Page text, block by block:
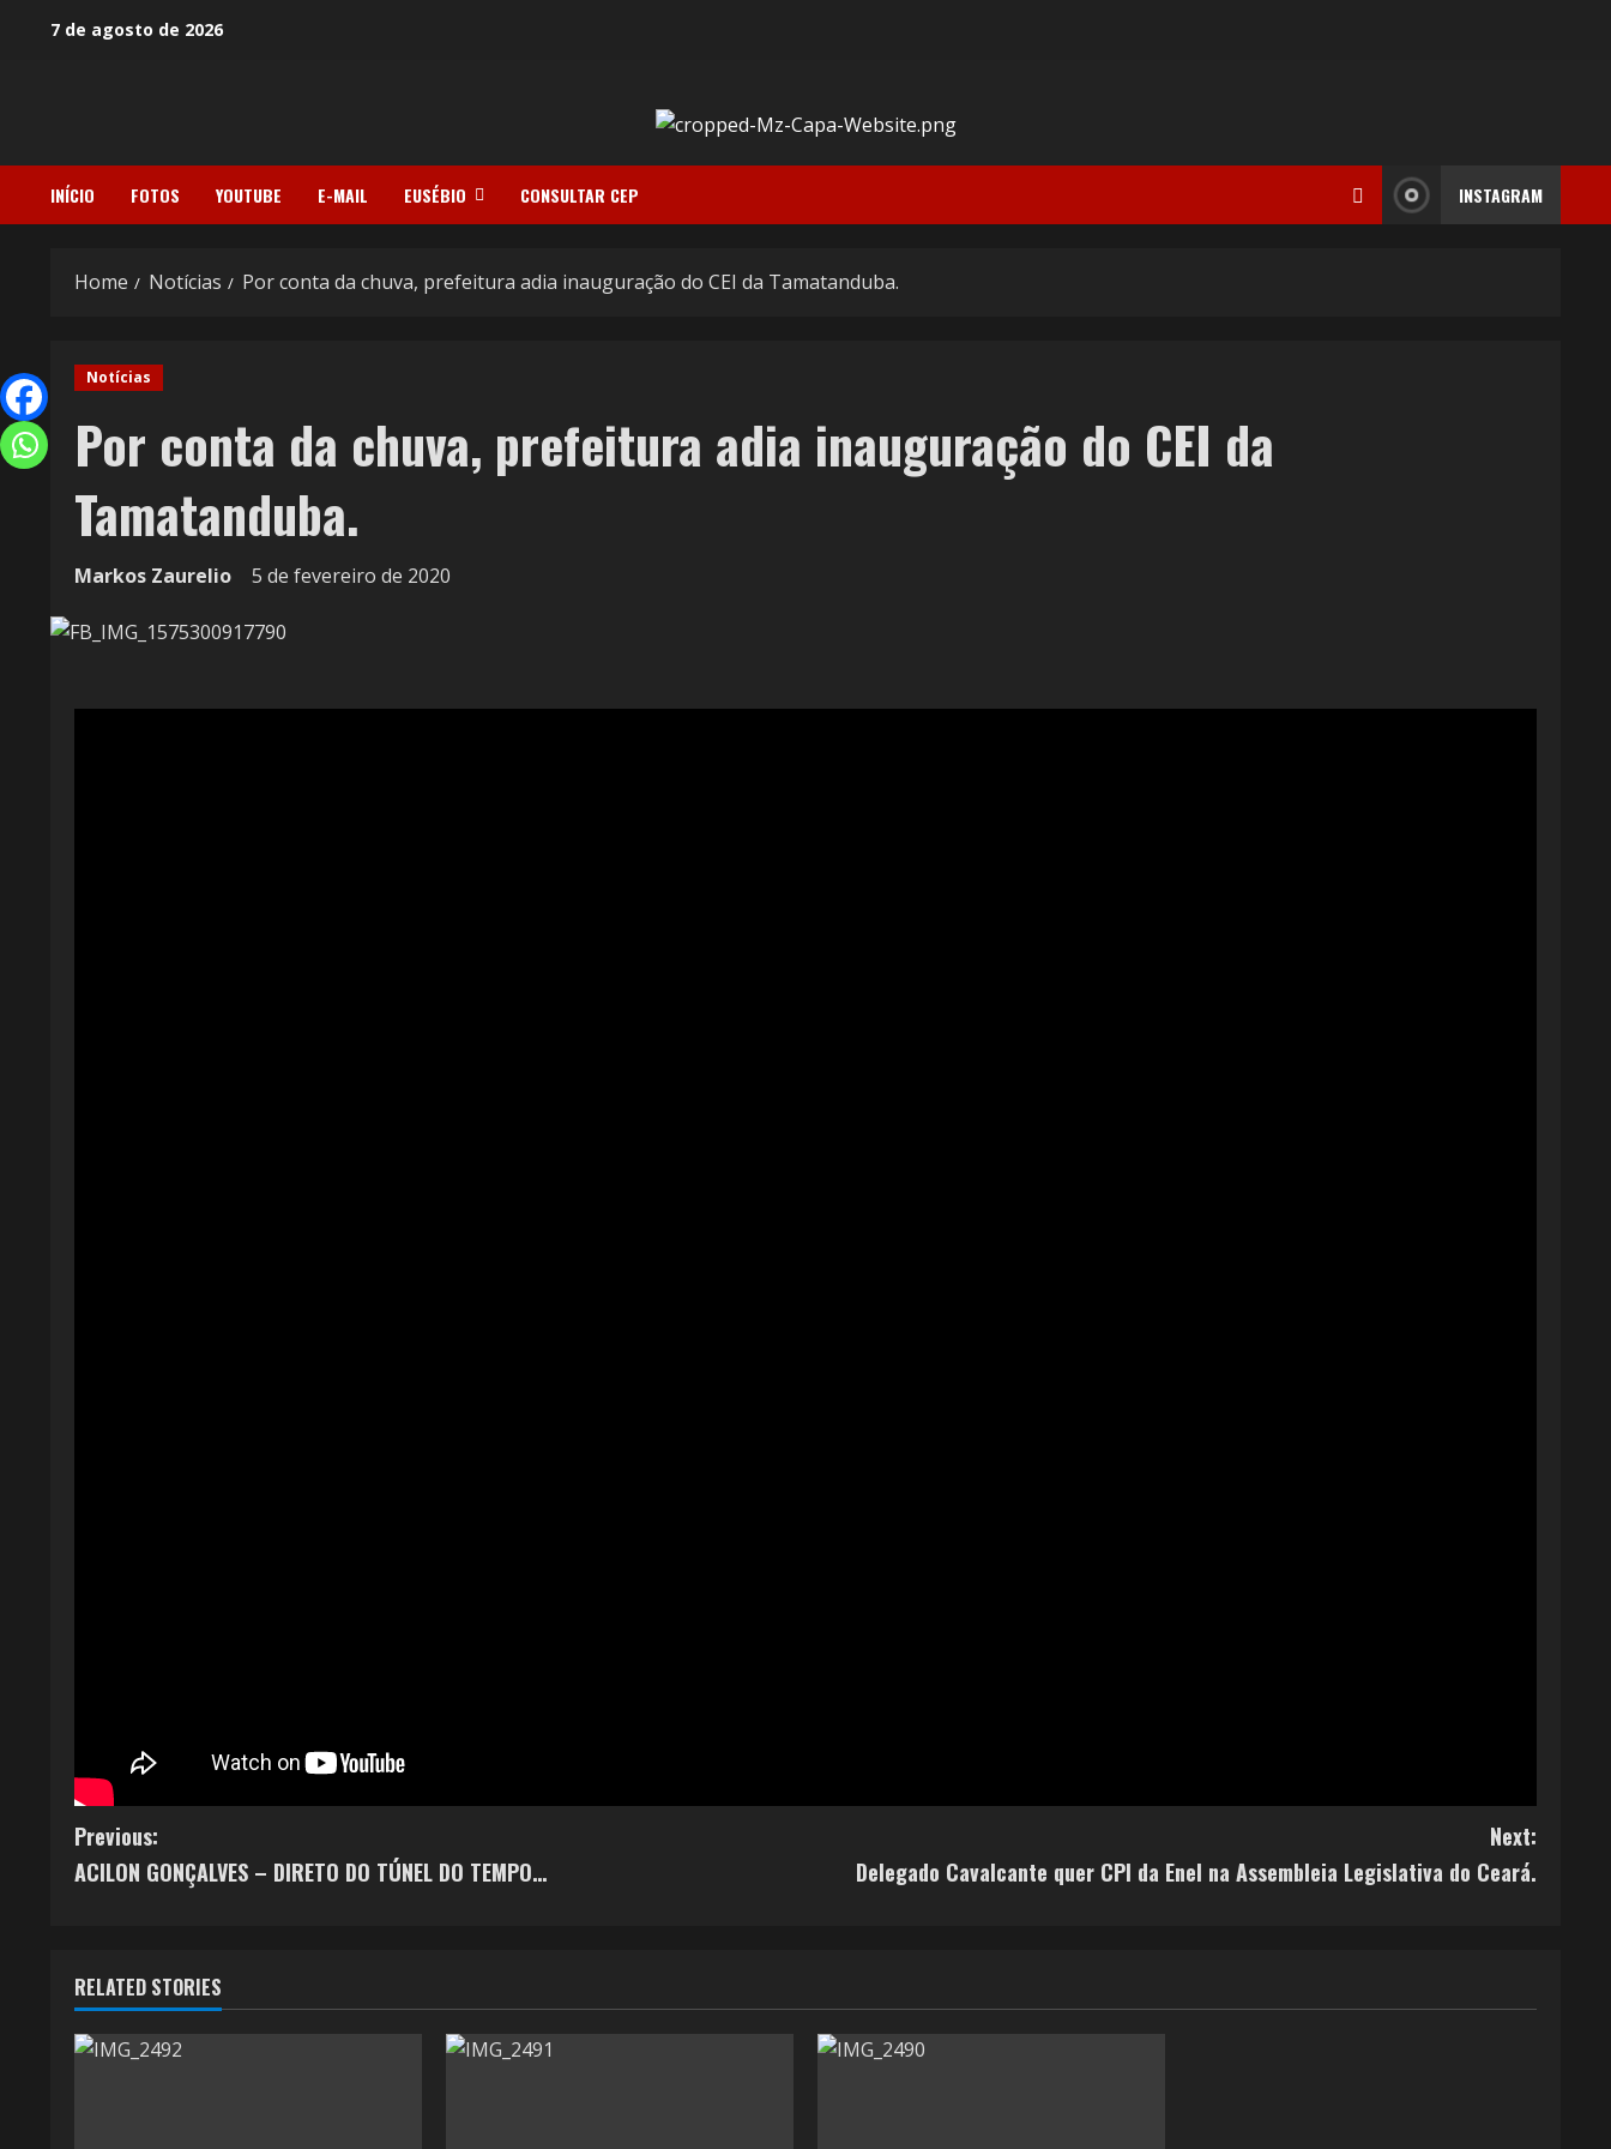
7 de agosto de 2026
INÍCIO FOTOS YOUTUBE E-MAIL EUSÉBIO CONSULTAR CEP INSTAGRAM
Home Notícias Por conta da chuva, prefeitura adia inauguração do CEI da Tamatanduba.
Notícias
Por conta da chuva, prefeitura adia inauguração do CEI da
Tamatanduba.
Markos Zaurelio 5 de fevereiro de 2020
Previous:
ACILON GONÇALVES – DIRETO DO TÚNEL DO TEMPO…
Next:
Delegado Cavalcante quer CPI da Enel na Assembleia Legislativa do Ceará.
RELATED STORIES